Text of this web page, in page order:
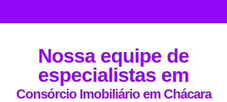
Nossa equipe de
especialistas em
Consórcio Imobiliário em Chácara